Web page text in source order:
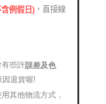
例假日) ，直接線
些許誤差及色
因退貨喔!
其他物流方式，